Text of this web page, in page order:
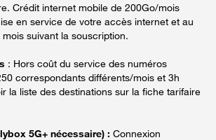
Crédit internet mobile de 200Go/mois
en service de votre accès internet et au
suivant la souscription.
: Hors coût du service des numéros
correspondants différents/mois et 3h
la liste des destinations sur la fiche tarifaire
5G+ nécessaire) : Connexion